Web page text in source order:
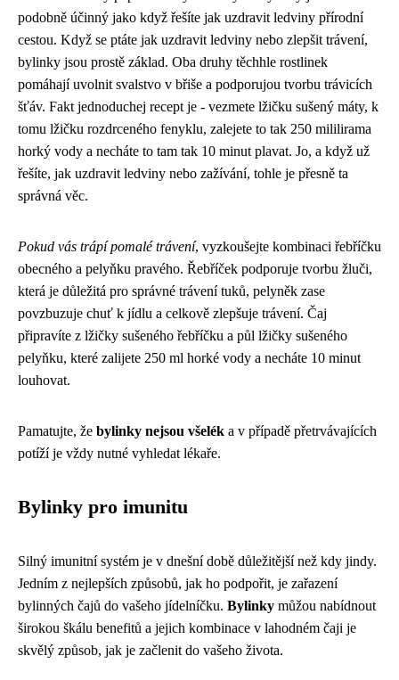
podobně účinný jako když řešíte jak uzdravit ledviny přírodní
cestou. Když se ptáte jak uzdravit ledviny nebo zlepšit trávení,
bylinky jsou prostě základ. Oba druhy těchhle rostlinek
pomáhají uvolnit svalstvo v břiše a podporujou tvorbu trávicích
šťáv. Fakt jednoduchej recept je - vezmete lžičku sušený máty, k
tomu lžičku rozdrceného fenyklu, zalejete to tak 250 mililirama
horký vody a necháte to tam tak 10 minut plavat. Jo, a když už
řešíte, jak uzdravit ledviny nebo zažívání, tohle je přesně ta
správná věc.
Pokud vás trápí pomalé trávení, vyzkoušejte kombinaci řebříčku
obecného a pelyňku pravého. Řebříček podporuje tvorbu žluči,
která je důležitá pro správné trávení tuků, pelyněk zase
povzbuzuje chuť k jídlu a celkově zlepšuje trávení. Čaj
připravíte z lžičky sušeného řebříčku a půl lžičky sušeného
pelyňku, které zalijete 250 ml horké vody a necháte 10 minut
louhovat.
Pamatujte, že bylinky nejsou všelék a v případě přetrvávajících
potíží je vždy nutné vyhledat lékaře.
Bylinky pro imunitu
Silný imunitní systém je v dnešní době důležitější než kdy jindy.
Jedním z nejlepších způsobů, jak ho podpořit, je zařazení
bylinných čajů do vašeho jídelníčku. Bylinky můžou nabídnout
širokou škálu benefitů a jejich kombinace v lahodném čaji je
skvělý způsob, jak je začlenit do vašeho života.